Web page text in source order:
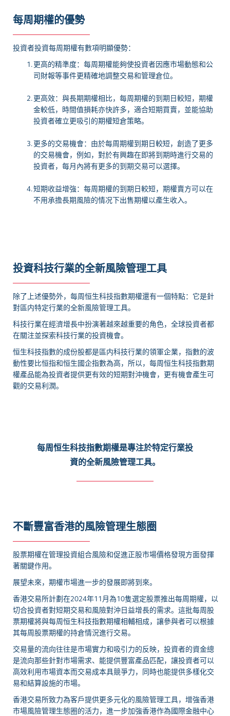
每周期權的優勢
投資者投資每周期權有數項明顯優勢：
更高的精準度：每周期權能夠使投資者因應市場動態和公
司財報等事件更精確地調整交易和管理倉位。
更高效：與長期期權相比，每周期權的到期日較短，期權
金較低，時間值損耗亦快許多，適合短期買賣，並能協助
投資者確立更吸引的期權短倉策略。
更多的交易機會：由於每周期權到期日較短，創造了更多
的交易機會，例如，對於有興趣在即將到期時進行交易的
投資者，每月內將有更多的到期交易可以選擇。
短期收益增強：每周期權的到期日較短，期權賣方可以在
不用承擔長期風險的情况下出售期權以產生收入。
投資科技行業的全新風險管理工具
除了上述優勢外，每周恒生科技指數期權還有一個特點：它是針
對區内特定行業的全新風險管理工具。
科技行業在經濟增長中扮演著越來越重要的角色，全球投資者都
在關注並探索科技行業的投資機會。
恒生科技指數的成份股都是區内科技行業的領軍企業，指數的波
動性要比恒指和恒生國企指數為高，所以，每周恒生科技指數期
權產品能為投資者提供更有效的短期對沖機會，更有機會產生可
觀的交易利潤。
每周恒生科技指數期權是專注於特定行業投
資的全新風險管理工具。
不斷豐富香港的風險管理生態圈
股票期權在管理投資組合風險和促進正股市場價格發現方面發揮
著關鍵作用。
展望未來，期權市場進一步的發展即將到來。
香港交易所計劃在2024年11月為10隻選定股票推出每周期權，以
切合投資者對短期交易和風險對沖日益增長的需求。這批每周股
票期權將與每周恒生科技指數期權相輔相成，讓參與者可以根據
其每周股票期權的持倉情況進行交易。
交易量的流向往往是市場實力和吸引力的反映，投資者的資金總
是流向那些針對市場需求、能提供豐富產品匹配，讓投資者可以
高效利用市場資本而交易成本具競爭力，同時也能提供多樣化交
易和結算設施的市場。
香港交易所致力為客戶提供更多元化的風險管理工具，增強香港
市場風險管理生態圈的活力，進一步加強香港作為國際金融中心